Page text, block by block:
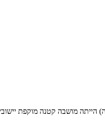
הייתה מושבה קטנה מוקפת